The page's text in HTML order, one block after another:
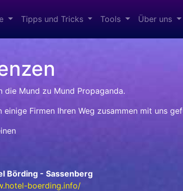
Tipps und Tricks Tools Über uns
die Mund zu Mund Propaganda.
Firmen Ihren Weg zusammen mit uns
Börding - Sassenberg
boerding.info/